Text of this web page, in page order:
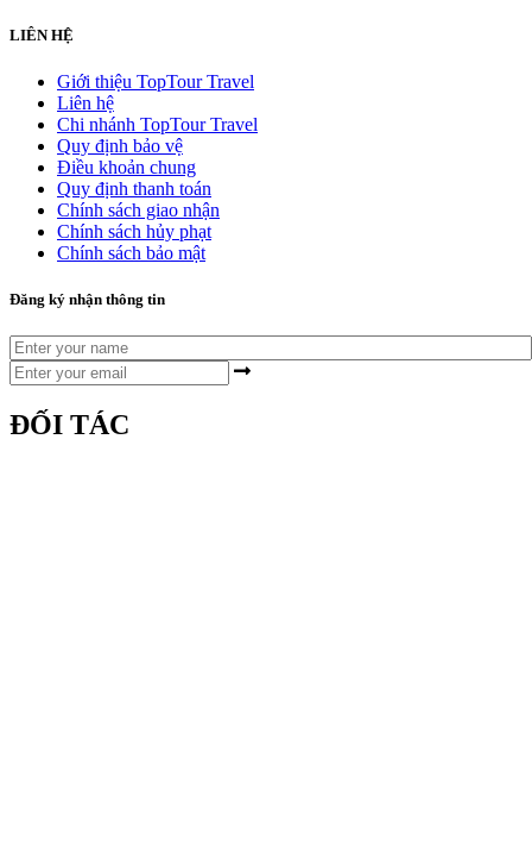
LIÊN HỆ
Giới thiệu TopTour Travel
Liên hệ
Chi nhánh TopTour Travel
Quy định bảo vệ
Điều khoản chung
Quy định thanh toán
Chính sách giao nhận
Chính sách hủy phạt
Chính sách bảo mật
Đăng ký nhận thông tin
ĐỐI TÁC